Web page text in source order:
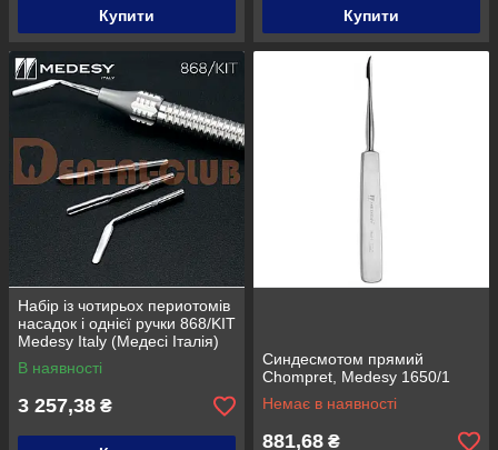
Купити Купити
Набір із чотирьох периотомів
насадок і однієї ручки 868/KIT
Medesy Italy (Медесі Італія)
В наявності
3 257,38 ₴
Синдесмотом прямий
Chompret, Medesy 1650/1
Немає в наявності
881,68 ₴